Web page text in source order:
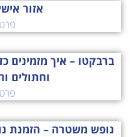
אזור
ברבקטו – איך מזמינים
וחתולים
נופש משטרה – הזמנת